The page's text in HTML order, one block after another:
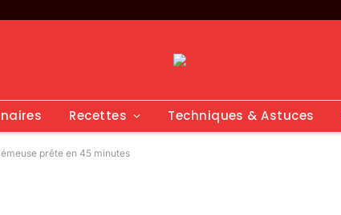
Recettes Techniques & Astuces
prête en 45 minutes